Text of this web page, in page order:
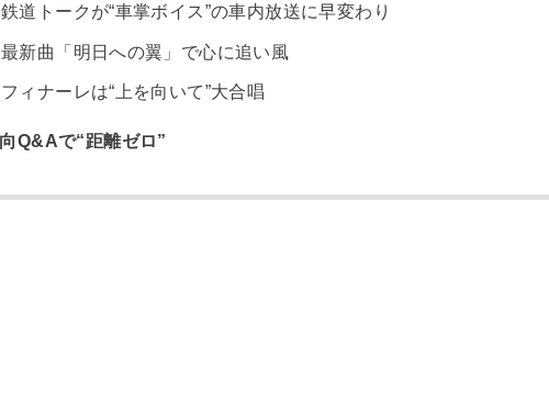
鉄道トークが“車掌ボイス”の車内放送に早変わり
最新曲「明日への翼」で心に追い風
フィナーレは“上を向いて”大合唱
Q&Aで“距離ゼロ”